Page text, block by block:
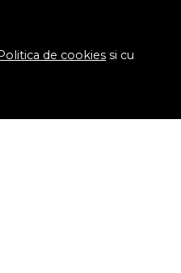
de cookies si cu